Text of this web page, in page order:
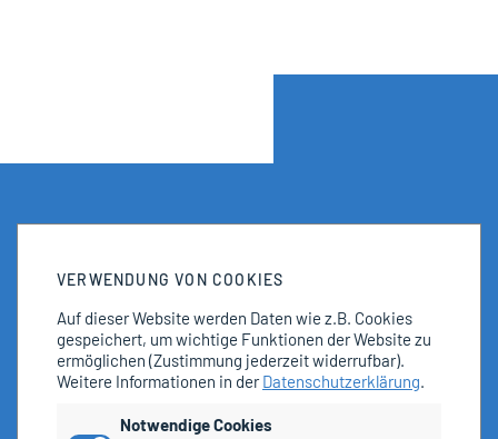
VERWENDUNG VON COOKIES
Auf dieser Website werden Daten wie z.B. Cookies
gespeichert, um wichtige Funktionen der Website zu
ermöglichen (Zustimmung jederzeit widerrufbar).
Weitere Informationen in derDatenschutzerklärung.
Notwendige Cookies